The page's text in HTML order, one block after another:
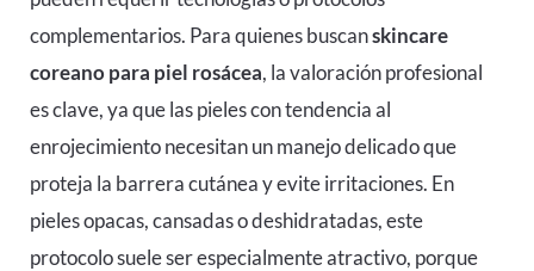
complementarios. Para quienes buscanskincare
coreano para piel rosácea, la valoración profesional
es clave, ya que las pieles con tendencia al
enrojecimiento necesitan un manejo delicado que
proteja la barrera cutánea y evite irritaciones. En
pieles opacas, cansadas o deshidratadas, este
protocolo suele ser especialmente atractivo, porque